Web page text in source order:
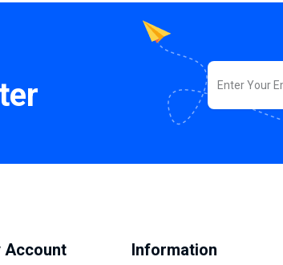
Account Information